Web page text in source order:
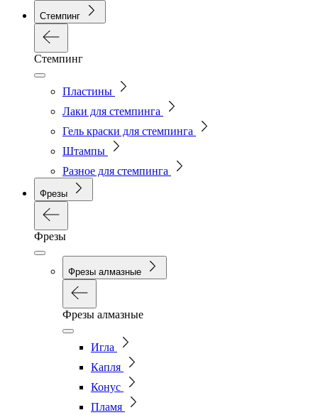
Стемпинг
Стемпинг
Пластины
Лаки для стемпинга
Гель краски для стемпинга
Штампы
Разное для стемпинга
Фрезы
Фрезы
Фрезы алмазные
Фрезы алмазные
Игла
Капля
Конус
Пламя